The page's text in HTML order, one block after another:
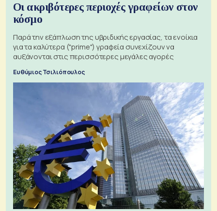
Οι ακριβότερες περιοχές γραφείων στον
κόσμο
Παρά την εξάπλωση της υβριδικής εργασίας, τα ενοίκια
για τα καλύτερα ("prime") γραφεία συνεχίζουν να
αυξάνονται στις περισσότερες μεγάλες αγορές
Ευθύμιος Τσιλιόπουλος